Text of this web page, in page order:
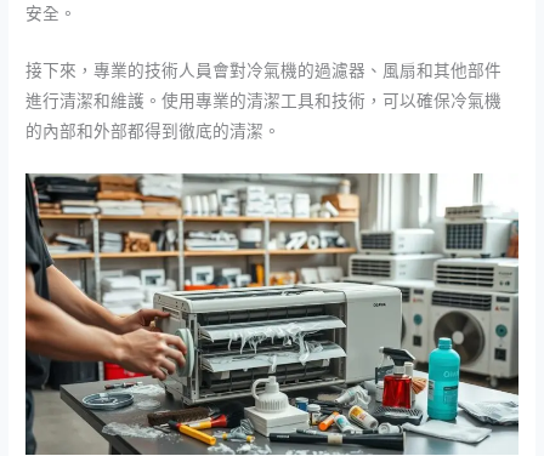
安全。
接下來，專業的技術人員會對冷氣機的過濾器、風扇和其他部件
進行清潔和維護。使用專業的清潔工具和技術，可以確保冷氣機
的內部和外部都得到徹底的清潔。